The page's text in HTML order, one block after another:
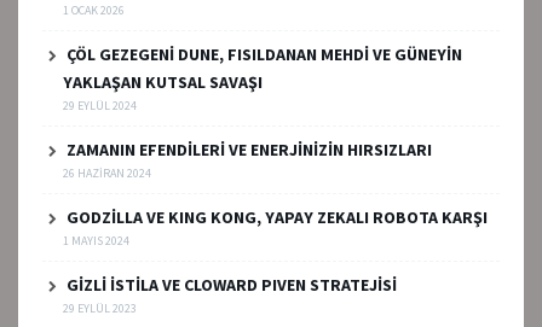
1 OCAK 2026
ÇÖL GEZEGENİ DUNE, FISILDANAN MEHDİ VE GÜNEYİN
YAKLAŞAN KUTSAL SAVAŞI
29 EYLÜL 2024
ZAMANIN EFENDİLERİ VE ENERJİNİZİN HIRSIZLARI
26 HAZIRAN 2024
GODZİLLA VE KING KONG, YAPAY ZEKALI ROBOTA KARŞI
1 MAYIS 2024
GİZLİ İSTİLA VE CLOWARD PIVEN STRATEJİSİ
29 EYLÜL 2023